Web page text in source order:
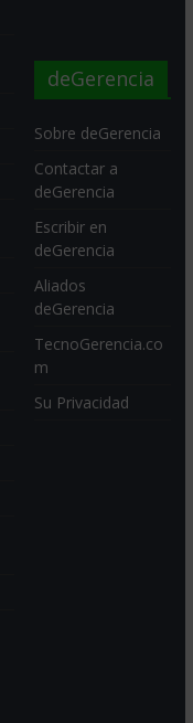
deGerencia
Sobre deGerencia
Contactar a
deGerencia
Escribir en
deGerencia
Aliados
deGerencia
TecnoGerencia.co
m
Su Privacidad